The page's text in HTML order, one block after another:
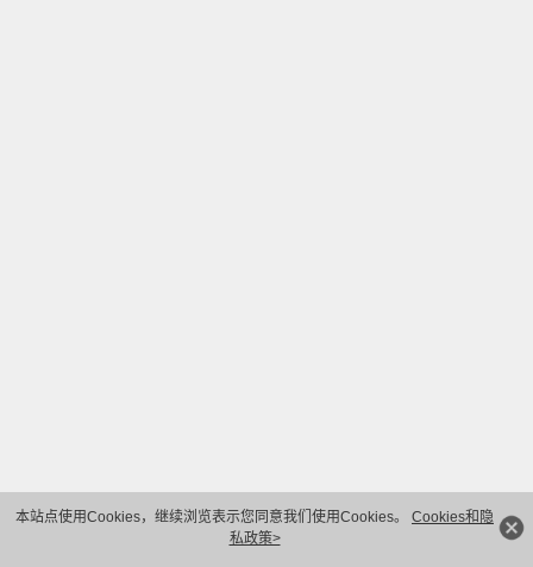
本站点使用Cookies，继续浏览表示您同意我们使用Cookies。 Cookies和隐
私政策>